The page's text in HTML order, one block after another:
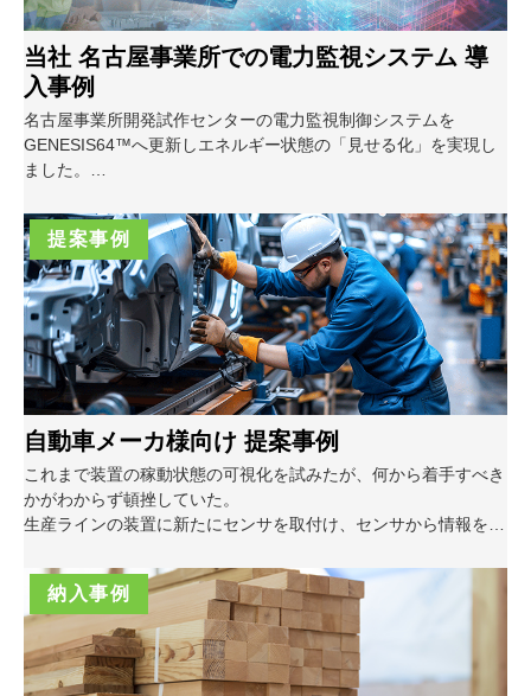
当社 名古屋事業所での電力監視システム 導
入事例
名古屋事業所開発試作センターの電力監視制御システムを
GENESIS64™へ更新しエネルギー状態の「見せる化」を実現し
ました。
ムで遠隔監視することが可能となったことで、CO2排出削減に対
する意識向上を図ることができました。
提案事例
自動車メーカ様向け 提案事例
これまで装置の稼動状態の可視化を試みたが、何から着手すべき
かがわからず頓挫していた。
生産ラインの装置に新たにセンサを取付け、センサから情報を収
提案しました。
また、不測の事態が発生した場合も、リアルタイムに異常発生ア
ラームを確認できるため迅速な対応によってダウンタイムの軽減
が可能です。
納入事例